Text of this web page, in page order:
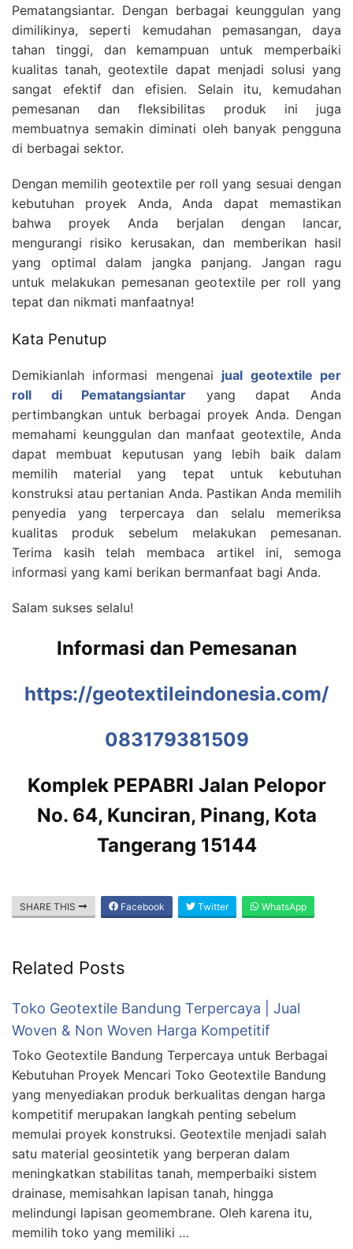
Pematangsiantar. Dengan berbagai keunggulan yang
dimilikinya, seperti kemudahan pemasangan, daya
tahan tinggi, dan kemampuan untuk memperbaiki
kualitas tanah, geotextile dapat menjadi solusi yang
sangat efektif dan efisien. Selain itu, kemudahan
pemesanan dan fleksibilitas produk ini juga
membuatnya semakin diminati oleh banyak pengguna
di berbagai sektor.
Dengan memilih geotextile per roll yang sesuai dengan
kebutuhan proyek Anda, Anda dapat memastikan
bahwa proyek Anda berjalan dengan lancar,
mengurangi risiko kerusakan, dan memberikan hasil
yang optimal dalam jangka panjang. Jangan ragu
untuk melakukan pemesanan geotextile per roll yang
tepat dan nikmati manfaatnya!
Kata Penutup
Demikianlah informasi mengenai jual geotextile per
roll di Pematangsiantar yang dapat Anda
pertimbangkan untuk berbagai proyek Anda. Dengan
memahami keunggulan dan manfaat geotextile, Anda
dapat membuat keputusan yang lebih baik dalam
memilih material yang tepat untuk kebutuhan
konstruksi atau pertanian Anda. Pastikan Anda memilih
penyedia yang terpercaya dan selalu memeriksa
kualitas produk sebelum melakukan pemesanan.
Terima kasih telah membaca artikel ini, semoga
informasi yang kami berikan bermanfaat bagi Anda.
Salam sukses selalu!
Informasi dan Pemesanan
https://geotextileindonesia.com/
083179381509
Komplek PEPABRI Jalan Pelopor
No. 64, Kunciran, Pinang, Kota
Tangerang 15144
SHARE THIS Facebook Twitter WhatsApp
Related Posts
Toko Geotextile Bandung Terpercaya | Jual
Woven & Non Woven Harga Kompetitif
Toko Geotextile Bandung Terpercaya untuk Berbagai
Kebutuhan Proyek Mencari Toko Geotextile Bandung
yang menyediakan produk berkualitas dengan harga
kompetitif merupakan langkah penting sebelum
memulai proyek konstruksi. Geotextile menjadi salah
satu material geosintetik yang berperan dalam
meningkatkan stabilitas tanah, memperbaiki sistem
drainase, memisahkan lapisan tanah, hingga
melindungi lapisan geomembrane. Oleh karena itu,
memilih toko yang memiliki …